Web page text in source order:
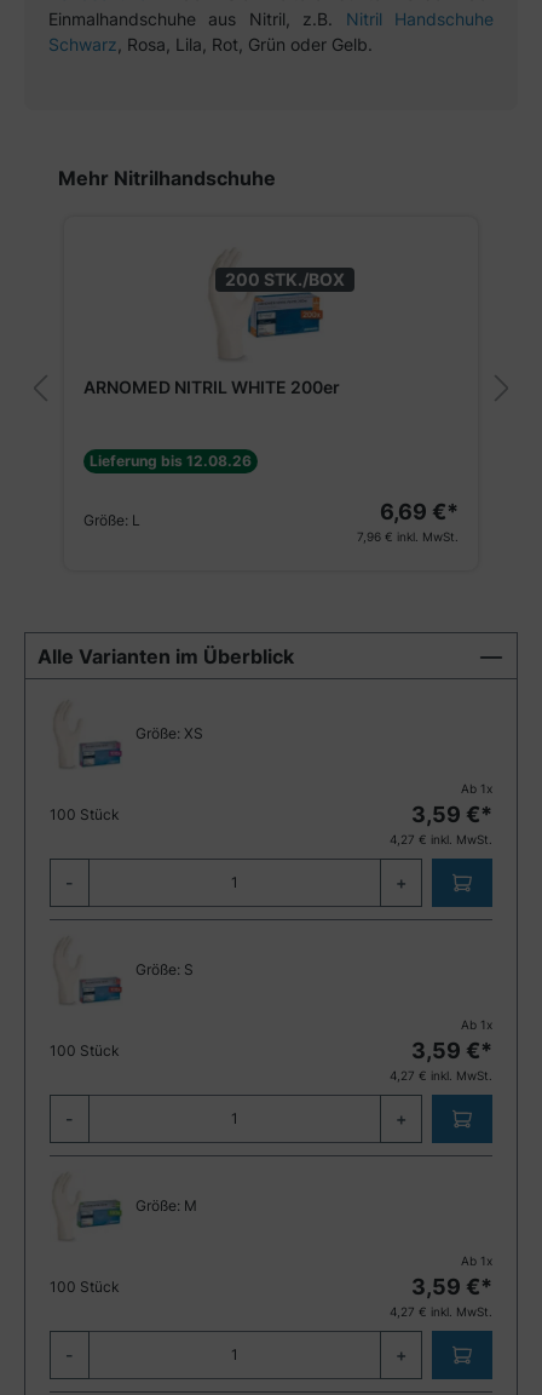
Einmalhandschuhe aus Nitril, z.B. Nitril Handschuhe
Schwarz, Rosa, Lila, Rot, Grün oder Gelb.
Produktgalerie überspringen
Mehr Nitrilhandschuhe
200 STK./BOX
ARNOMED NITRIL WHITE 200er
Lieferung bis 12.08.26
Größe: L 6,69 €*
7,96 € inkl. MwSt.
Alle Varianten im Überblick
Größe: XS
100 Stück
Ab 1 x
3,59 €*
4,27 € inkl. MwSt.
- +
Größe: S
100 Stück
Ab 1 x
3,59 €*
4,27 € inkl. MwSt.
- +
Größe: M
100 Stück
Ab 1 x
3,59 €*
4,27 € inkl. MwSt.
- +